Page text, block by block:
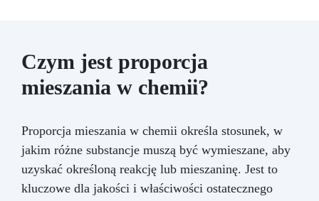
Czym jest proporcja
mieszania w chemii?
Proporcja mieszania w chemii określa stosunek, w
jakim różne substancje muszą być wymieszane, aby
uzyskać określoną reakcję lub mieszaninę. Jest to
kluczowe dla jakości i właściwości ostatecznego